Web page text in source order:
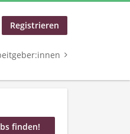
Registrieren